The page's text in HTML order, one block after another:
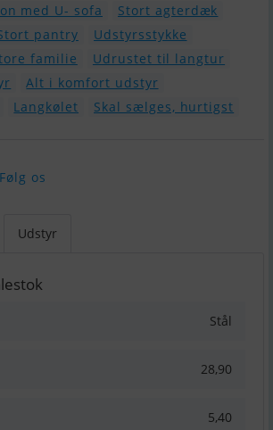
med U- sofa
Stort agterdæk
pantry
Udstyrsstykke
familie
Udrustet til langtur
Alt i komfort udstyr
Langkølet Skal sælges, hurtigst
Følg os
Udstyr
Stål
28,90
5,40